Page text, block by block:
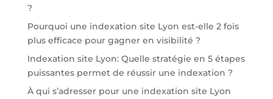
?
Pourquoi une indexation site Lyon est-elle 2 fois
plus efficace pour gagner en visibilité ?
Indexation site Lyon: Quelle stratégie en 5 étapes
puissantes permet de réussir une indexation ?
À qui s’adresser pour une indexation site Lyon